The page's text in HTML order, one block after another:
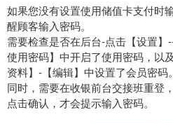
如果您没有设置使用储值卡支付时
醒顾客输入密码。
需要检查是否在后台-点击【设置
使用密码】中开启了使用密码，以
资料】-【编辑】中设置了会员密码。
同时，需要在收银前台交接班重登
点击确认，才会提示输入密码。